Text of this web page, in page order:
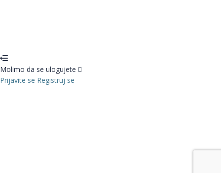
Molimo da se ulogujete
Prijavite se Registruj se